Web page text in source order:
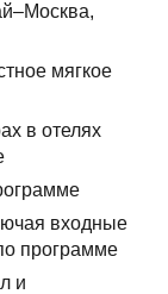
мягкое
в отелях
входные
программе
и